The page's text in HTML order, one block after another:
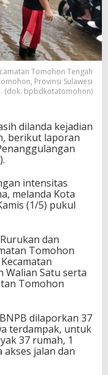
Tomohon Tengah
Provinsi Sulawesi
(dok. bpbdkotatomohon)
dilanda kejadian
berikut laporan
intensitas
melanda Kota
(1/5) pukul
dan
Tomohon
Walian Satu serta
Tomohon
dilaporkan 37
terdampak, untuk
37 rumah, 1
jalan dan